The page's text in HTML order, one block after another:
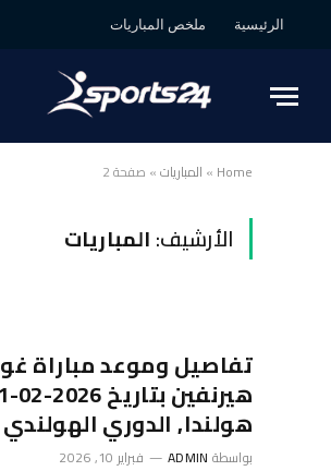
الرئيسية ملخص المباريات
Home
» المباريات» صفحة 2
الأرشيف:المباريات
تفاصيل وموعد مباراة غو
هولندا, الدوري الهولندي
بواسطة ADMIN فبراير 10, 2026